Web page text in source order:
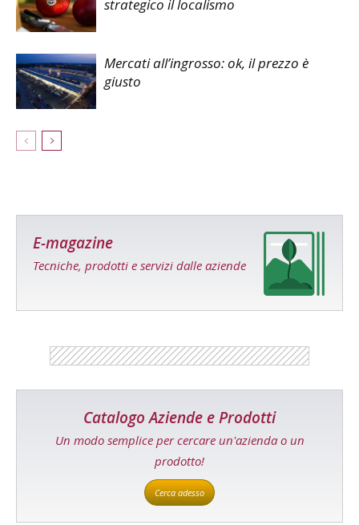
strategico il localismo
Mercati all’ingrosso: ok, il prezzo è
giusto
E-magazine
Tecniche, prodotti e servizi dalle aziende
Catalogo Aziende e Prodotti
Un modo semplice per cercare un'azienda o un
prodotto!
Cerca adesso